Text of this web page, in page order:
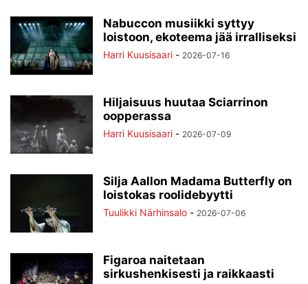
Nabuccon musiikki syttyy
loistoon, ekoteema jää irralliseksi
Harri Kuusisaari - 2026-07-16
Hiljaisuus huutaa Sciarrinon
oopperassa
Harri Kuusisaari - 2026-07-09
Silja Aallon Madama Butterfly on
loistokas roolidebyytti
Tuulikki Närhinsalo - 2026-07-06
Figaroa naitetaan
sirkushenkisesti ja raikkaasti